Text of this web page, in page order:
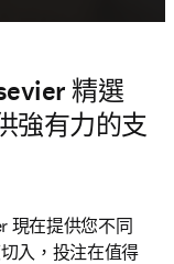
精選
強有力的支
現在提供您不同
入，投注在值得